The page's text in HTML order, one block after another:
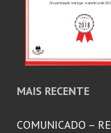
MAIS RECENTE
COMUNICADO –